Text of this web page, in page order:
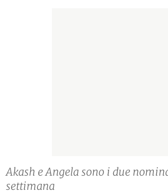
Akash e Angela sono i due
settimana